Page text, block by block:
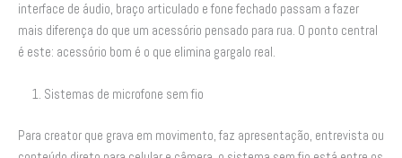
interface de áudio, braço articulado e fone fechado passam a fazer
mais diferença do que um acessório pensado para rua. O ponto central
é este: acessório bom é o que elimina gargalo real.
1. Sistemas de microfone sem fio
Para creator que grava em movimento, faz apresentação, entrevista ou